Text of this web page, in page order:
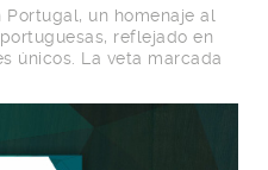
un homenaje al
reflejado en
únicos. La veta marcada
vida al entorno.